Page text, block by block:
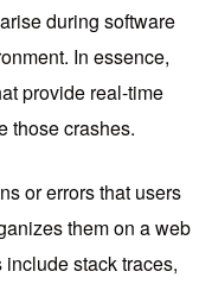
during software
In essence,
provide real-time
those crashes.
or errors that users
them on a web
stack traces,